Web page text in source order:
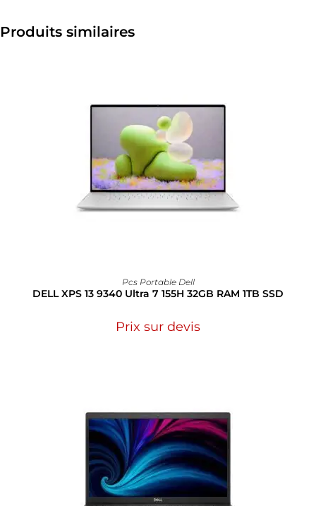
Produits similaires
Pcs Portable Dell
DELL XPS 13 9340 Ultra 7 155H 32GB RAM 1TB SSD
Prix sur devis